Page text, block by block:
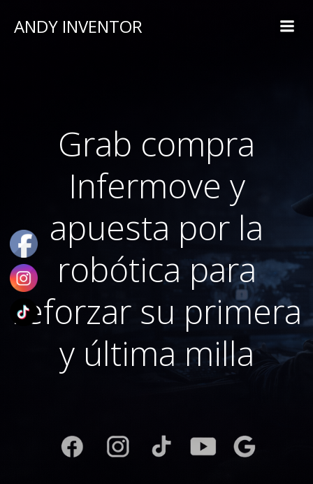
ANDY INVENTOR
Grab compra
Infermove y
apuesta por la
robótica para
reforzar su primera
y última milla